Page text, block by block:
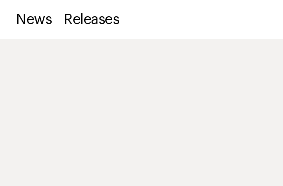
News Releases